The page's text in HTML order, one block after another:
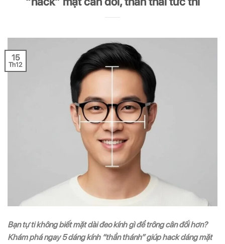
15
Th12
Bạn tự ti không biết mặt dài đeo kính gì để trông cân đối hơn?
Khám phá ngay 5 dáng kính “thần thánh” giúp hack dáng mặt